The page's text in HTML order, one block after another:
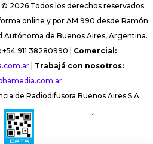
2026 Todos los derechos reservados
online y por AM 990 desde Ramón
Autónoma de Buenos Aires, Argentina.
+54 911 38280990 | Comercial:
| Trabajá con nosotros:
de Radiodifusora Buenos Aires S.A.
´